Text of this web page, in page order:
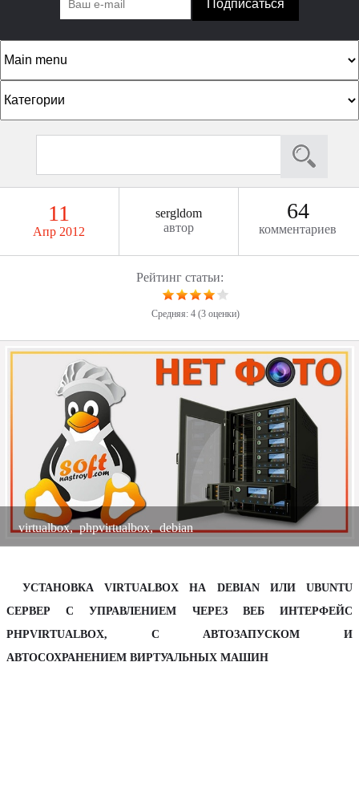
К
с
11
Апр 2012
sergldom
автор
64
комментариев
Рейтинг статьи:
Средняя: 4 (3 оценки)
virtualbox, phpvirtualbox, debian
УСТАНОВКА VIRTUALBOX НА DEBIAN ИЛИ UBUNTU
СЕРВЕР С УПРАВЛЕНИЕМ ЧЕРЕЗ ВЕБ ИНТЕРФЕЙС
PHPVIRTUALBOX, С АВТОЗАПУСКОМ И
АВТОСОХРАНЕНИЕМ ВИРТУАЛЬНЫХ МАШИН